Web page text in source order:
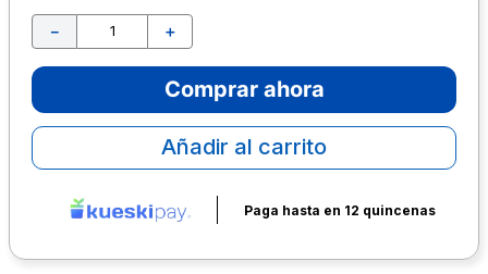
＋
－
Comprar ahora
Añadir al carrito
Paga hasta en 12 quincenas